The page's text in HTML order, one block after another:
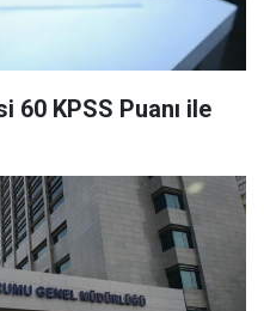
60 KPSS Puanı ile